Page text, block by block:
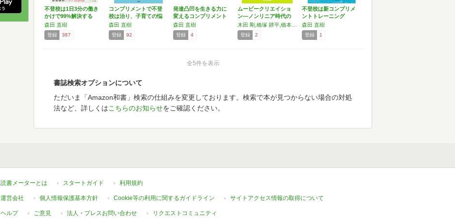
不登校は1日3分の働き
かけで99%解決する
森田 直樹
登録 387
コンプリメントで不登
校は治り、子育ての悩
みは…
森田 直樹
登録 92
発達凸凹を生きる力に
変えるコンプリメント
子育…
森田 直樹
登録 4
ムービークリエイショ
ン―ノンリニア時代の
映像術
登録 2
不登校は新コンプリメ
ントトレーニング
PLUS…
森田 直樹
登録 1
全5件を表示
書誌検索オプションについて
ただいま「Amazon和書」検索の仕組みを変更しております。検索で本が見つからない場合の対処
法など、詳しくはこちらのお知らせをご確認ください。
読書メーターとは スタートガイド 利用規約
運営会社 個人情報保護基本方針 Cookie等の利用に関するガイドライン サイトアクセス情報の取得について
ヘルプ ご意見 法人・プレスお問い合わせ リクエストコミュニティ